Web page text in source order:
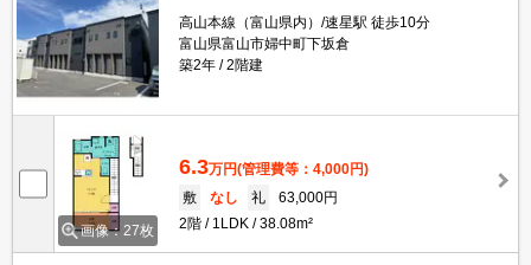
高山本線（富山県内）/速星駅 徒歩10分
富山県富山市婦中町下坂倉
築2年
2階建
画像：27枚
6.3万円(管理費等：4,000円)
敷
なし 礼
63,000円
2階
1LDK 38.08m²